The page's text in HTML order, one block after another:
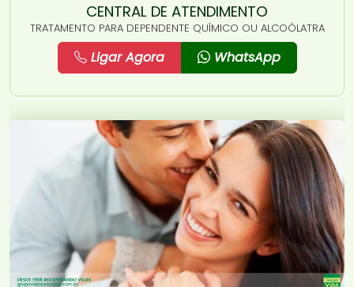
CENTRAL DE ATENDIMENTO
TRATAMENTO PARA DEPENDENTE QUÍMICO OU ALCOÓLATRA
Ligar Agora WhatsApp